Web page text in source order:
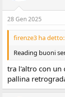
i
:
28 Gen 2025
firenze3 ha detto:
Reading buoni
tra l'altro con un
pallina